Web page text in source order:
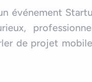
événement
de projet